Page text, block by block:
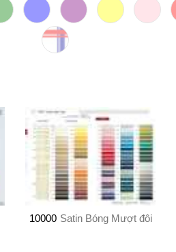
10000 Satin Bóng Mượt đôi